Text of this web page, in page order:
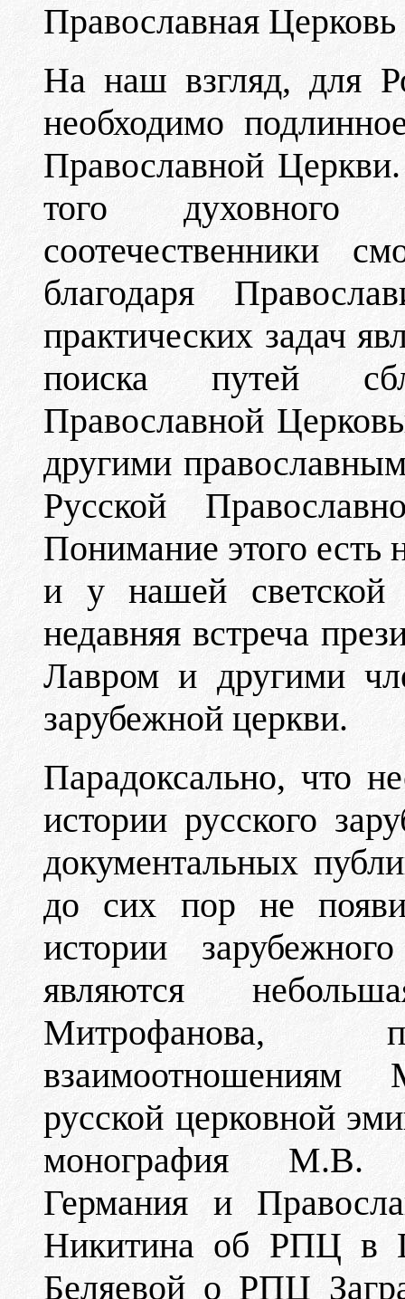
Православная
На наш взгляд, для
необходимо
Православной
того
соотечественники
благодаря
практических задач
поиска путей
Православной
другими
Русской
Понимание этого есть
и у нашей светской
недавняя встреча
Лавром и другими
зарубежной церкви.
Парадоксально, что
истории русского
документальных
до сих пор не
истории
являются
Митрофанова,
русской церковной
монография М.В.
Германия и
Никитина об РПЦ в
Беляевой о РПЦ